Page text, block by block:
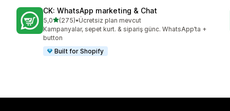
CK: WhatsApp marketing & Chat
5,05 yıldız üzerinden
(275)
toplam 275 değerlendirme
•Ücretsiz plan mevcut
Kampanyalar, sepet kurt. & sipariş günc. WhatsApp’ta +
button
Built for Shopify